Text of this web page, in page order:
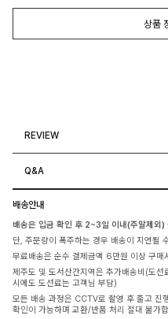
상품
REVIEW
Q&A
배송안내
배송은 입금 확인 후 2~3일 이내(주말제외
단, 주문량이 폭주하는 경우 배송이 지연될
무료배송은 순수 결제금액 6만원 이상 구
제주도 및 도서산간지역은 추가배송비(도
시에도 도선료는 고객님 부담)
모든 배송 과정은 CCTV로 촬영 후 출고 진
확인이 가능하며 교환/반품 처리 절대 불가